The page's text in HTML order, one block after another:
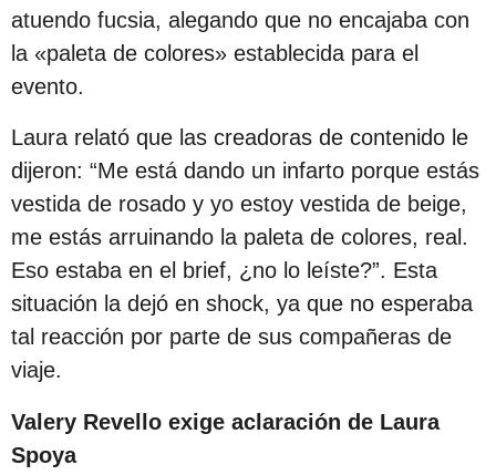
u
b
l
c
a
c
i
ó
n
atuendo fucsia, alegando que no encajaba con
la «paleta de colores» establecida para el
evento.
Laura relató que las creadoras de contenido le
dijeron: “Me está dando un infarto porque estás
vestida de rosado y yo estoy vestida de beige,
me estás arruinando la paleta de colores, real.
Eso estaba en el brief, ¿no lo leíste?”. Esta
situación la dejó en shock, ya que no esperaba
tal reacción por parte de sus compañeras de
viaje.
Valery Revello exige aclaración de Laura
Spoya